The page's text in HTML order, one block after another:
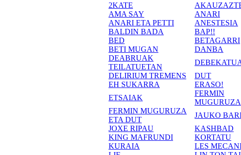
2KATE
AMA SAY
ANARI
ANARI ETA PETTI
ANESTESIA
BALDIN BADA
BAP!!
BED
BETAGARRI
BETI MUGAN
DANBA
DEABRUAK
TEILATUETAN
DELIRIUM TREMENS
DUT
EH SUKARRA
ERASO!
ETSAIAK
FERMIN
MUGURUZA
FERMIN MUGURUZA
ETA DUT
JAUKO
JOXE RIPAU
KASHBAD
KING MAFRUNDI
KORTATU
KURAIA
LES